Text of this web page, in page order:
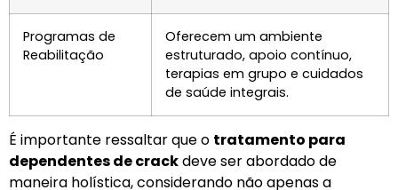
Programas de
Reabilitação
Oferecem um ambiente
estruturado, apoio contínuo,
terapias em grupo e cuidados
de saúde integrais.
É importante ressaltar que o tratamento para
dependentes de crackdeve ser abordado de
maneira holística, considerando não apenas a